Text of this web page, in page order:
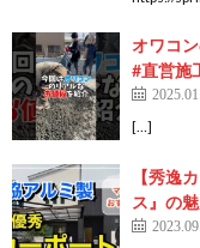
オワコ
#直営施
[…]
【秀逸
ス』の